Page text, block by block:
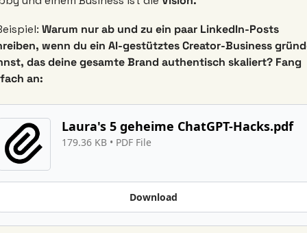
Warum nur ab und zu ein paar LinkedIn-Posts
wenn du ein AI-gestütztes Creator-Business
das deine gesamte Brand authentisch skaliert? Fang
an:
Laura's 5 geheime ChatGPT-Hacks.pdf
179.36 KB • PDF File
Download